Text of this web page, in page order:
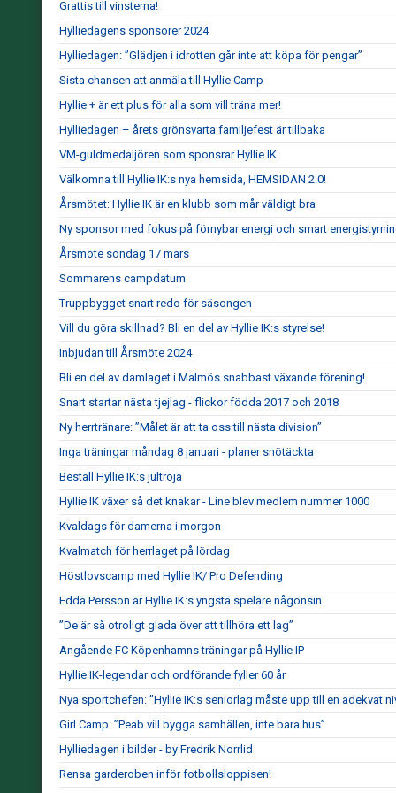
Grattis till vinsterna!
Hylliedagens sponsorer 2024
Hylliedagen: ”Glädjen i idrotten går inte att köpa för pengar”
Sista chansen att anmäla till Hyllie Camp
Hyllie + är ett plus för alla som vill träna mer!
Hylliedagen – årets grönsvarta familjefest är tillbaka
VM-guldmedaljören som sponsrar Hyllie IK
Välkomna till Hyllie IK:s nya hemsida, HEMSIDAN 2.0!
Årsmötet: Hyllie IK är en klubb som mår väldigt bra
Ny sponsor med fokus på förnybar energi och smart
Årsmöte söndag 17 mars
Sommarens campdatum
Truppbygget snart redo för säsongen
Vill du göra skillnad? Bli en del av Hyllie IK:s styrelse!
Inbjudan till Årsmöte 2024
Bli en del av damlaget i Malmös snabbast växande förening!
Snart startar nästa tjejlag - flickor födda 2017 och 2018
Ny herrtränare: ”Målet är att ta oss till nästa division”
Inga träningar måndag 8 januari - planer snötäckta
Beställ Hyllie IK:s jultröja
Hyllie IK växer så det knakar - Line blev medlem nummer 1000
Kvaldags för damerna i morgon
Kvalmatch för herrlaget på lördag
Höstlovscamp med Hyllie IK/ Pro Defending
Edda Persson är Hyllie IK:s yngsta spelare någonsin
”De är så otroligt glada över att tillhöra ett lag”
Angående FC Köpenhamns träningar på Hyllie IP
Hyllie IK-legendar och ordförande fyller 60 år
Nya sportchefen: ”Hyllie IK:s seniorlag måste upp till en adekvat
Girl Camp: ”Peab vill bygga samhällen, inte bara hus”
Hylliedagen i bilder - by Fredrik Norrlid
Rensa garderoben inför fotbollsloppisen!